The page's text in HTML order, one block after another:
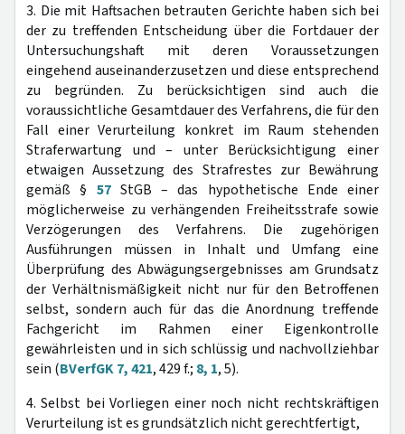
3. Die mit Haftsachen betrauten Gerichte haben sich bei
der zu treffenden Entscheidung über die Fortdauer der
Untersuchungshaft mit deren Voraussetzungen
eingehend auseinanderzusetzen und diese entsprechend
zu begründen. Zu berücksichtigen sind auch die
voraussichtliche Gesamtdauer des Verfahrens, die für den
Fall einer Verurteilung konkret im Raum stehenden
Straferwartung und – unter Berücksichtigung einer
etwaigen Aussetzung des Strafrestes zur Bewährung
gemäß § 57StGB – das hypothetische Ende einer
möglicherweise zu verhängenden Freiheitsstrafe sowie
Verzögerungen des Verfahrens. Die zugehörigen
Ausführungen müssen in Inhalt und Umfang eine
Überprüfung des Abwägungsergebnisses am Grundsatz
der Verhältnismäßigkeit nicht nur für den Betroffenen
selbst, sondern auch für das die Anordnung treffende
Fachgericht im Rahmen einer Eigenkontrolle
gewährleisten und in sich schlüssig und nachvollziehbar
sein (BVerfGK 7, 421, 429 f.; 8, 1, 5).
4. Selbst bei Vorliegen einer noch nicht rechtskräftigen
Verurteilung ist es grundsätzlich nicht gerechtfertigt,